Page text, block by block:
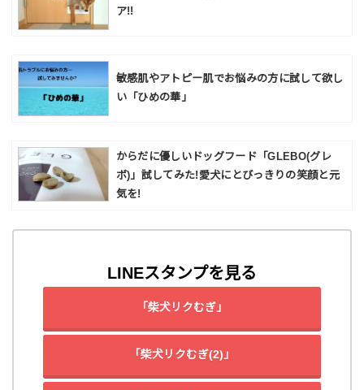
ア!!
敏感肌やアトピー肌でお悩みの方に試して欲し
い「ひめの華」
からだに優しいドッグフード「GLEBO(グレ
ボ)」試してみた!愛犬にとびっきりの笑顔と元
気を!
LINEスタンプを見る
「柴犬リクむぎ」
「柴犬リクむぎ(2)」